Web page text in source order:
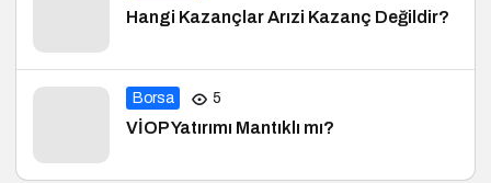
Hangi Kazançlar Arızi Kazanç Değildir?
Borsa 5
VİOP Yatırımı Mantıklı mı?